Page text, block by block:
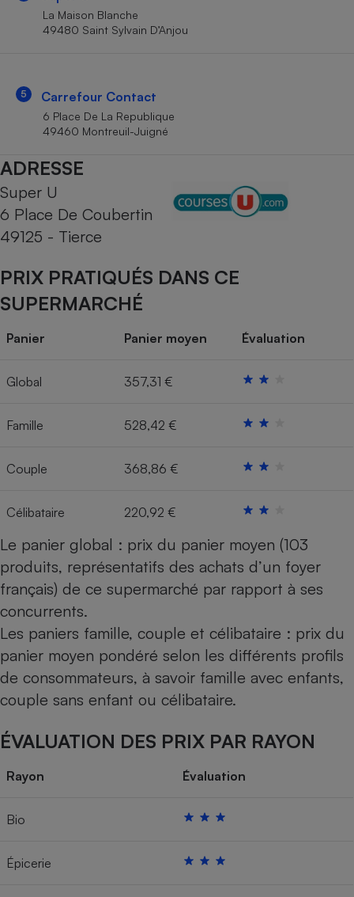
La Maison Blanche
49480 Saint Sylvain D’Anjou
5 Carrefour Contact
6 Place De La Republique
49460 Montreuil-Juigné
ADRESSE
Super U
6 Place De Coubertin
49125 - Tierce
PRIX PRATIQUÉS DANS CE
SUPERMARCHÉ
Panier Panier moyen Évaluation
Global 357,31 €
Famille 528,42 €
Couple 368,86 €
Célibataire 220,92 €
Le panier global : prix du panier moyen (103
produits, représentatifs des achats d’un foyer
français) de ce supermarché par rapport à ses
concurrents.
Les paniers famille, couple et célibataire : prix du
panier moyen pondéré selon les différents profils
de consommateurs, à savoir famille avec enfants,
couple sans enfant ou célibataire.
ÉVALUATION DES PRIX PAR RAYON
Rayon Évaluation
Bio
Épicerie
Cafetière à expressos
Robot ménager